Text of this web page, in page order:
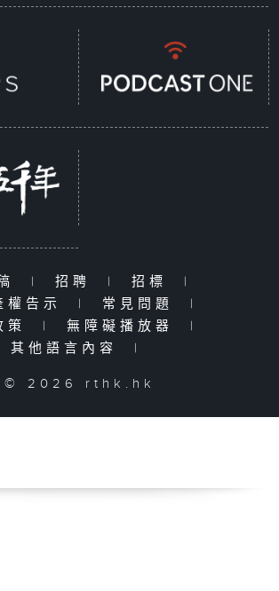
| 招聘 | 招標
|
權告示
| 常見問題
|
策
| 無障礙播放器
|
其他語言內容
|
© 2026 rthk.hk